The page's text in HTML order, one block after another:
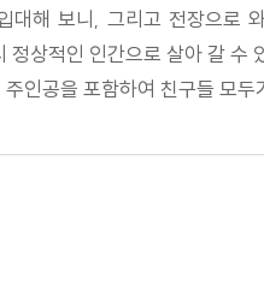
대해 보니, 그리고 전장으로
상적인 인간으로 살아 갈
인공을 포함하여 친구들 모